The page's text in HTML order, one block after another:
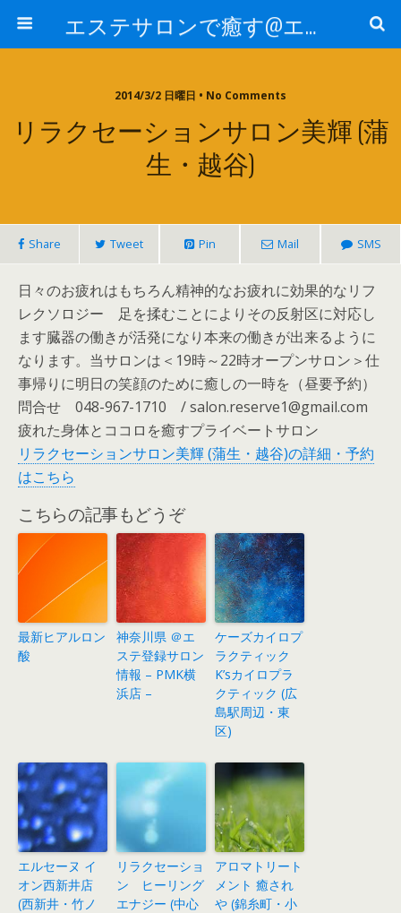
エステサロンで癒す@エステ～全国エステ情報
2014/3/2 日曜日 • No Comments
リラクセーションサロン美輝 (蒲
生・越谷)
Share Tweet Pin Mail SMS
日々のお疲れはもちろん精神的なお疲れに効果的なリフ
レクソロジー 足を揉むことによりその反射区に対応し
ます臓器の働きが活発になり本来の働きが出来るように
なります。当サロンは＜19時～22時オープンサロン＞仕
事帰りに明日の笑顔のために癒しの一時を（昼要予約）
問合せ 048-967-1710 / salon.reserve1@gmail.com
疲れた身体とココロを癒すプライベートサロン
リラクセーションサロン美輝 (蒲生・越谷)の詳細・予約
はこちら
こちらの記事もどうぞ
最新ヒアルロン
酸
神奈川県 ＠エ
ステ登録サロン
情報 – PMK横
浜店 –
ケーズカイロプ
ラクティック
K’sカイロプラ
クティック (広
島駅周辺・東
区)
エルセーヌ イ
オン西新井店
(西新井・竹ノ
リラクセーショ
ン ヒーリング
エナジー (中心
アロマトリート
メント 癒され
や (錦糸町・小